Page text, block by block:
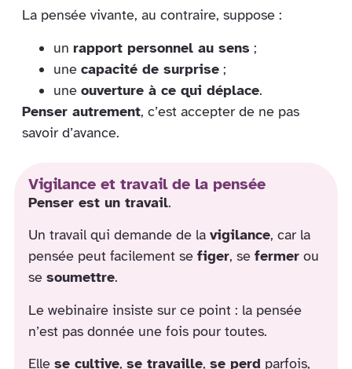
La pensée vivante, au contraire, suppose :
un rapport personnel au sens ;
une capacité de surprise ;
une ouverture à ce qui déplace.
Penser autrement, c’est accepter de ne pas
savoir d’avance.
Vigilance et travail de la pensée
Penser est un travail.
Un travail qui demande de la vigilance, car la
pensée peut facilement se figer, se fermer ou
se soumettre.
Le webinaire insiste sur ce point : la pensée
n’est pas donnée une fois pour toutes.
Elle se cultive, se travaille, se perd parfois,